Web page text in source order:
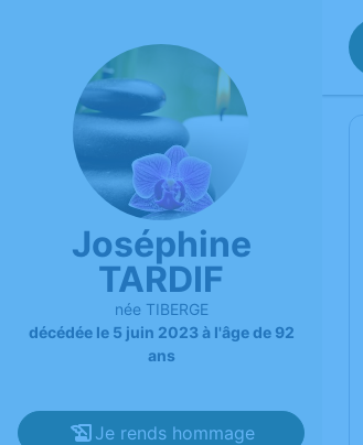
Joséphine
TARDIF
née TIBERGE
décédée le 5 juin 2023 à l'âge de 92
ans
Je rends hommage